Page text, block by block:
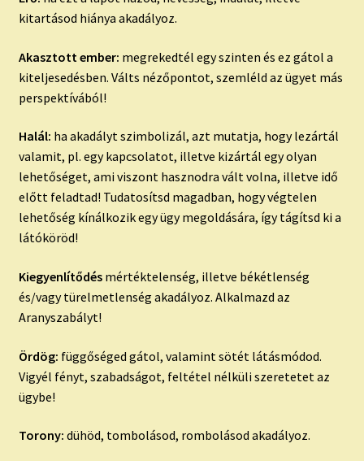
kitartásod hiánya akadályoz.
Akasztott ember: megrekedtél egy szinten és ez gátol a
kiteljesedésben. Válts nézőpontot, szemléld az ügyet más
perspektívából!
Halál: ha akadályt szimbolizál, azt mutatja, hogy lezártál
valamit, pl. egy kapcsolatot, illetve kizártál egy olyan
lehetőséget, ami viszont hasznodra vált volna, illetve idő
előtt feladtad! Tudatosítsd magadban, hogy végtelen
lehetőség kínálkozik egy ügy megoldására, így tágítsd ki a
látóköröd!
Kiegyenlítődésmértéktelenség, illetve békétlenség
és/vagy türelmetlenség akadályoz. Alkalmazd az
Aranyszabályt!
Ördög: függőséged gátol, valamint sötét látásmódod.
Vigyél fényt, szabadságot, feltétel nélküli szeretetet az
ügybe!
Torony: dühöd, tombolásod, rombolásod akadályoz.